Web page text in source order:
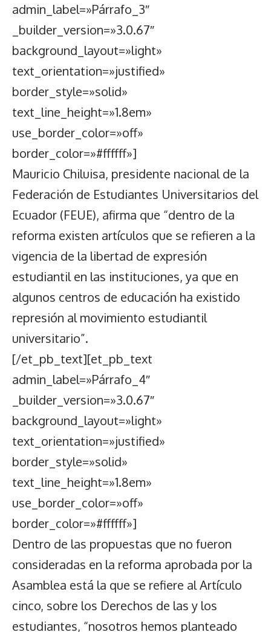
admin_label=»Párrafo_3″
_builder_version=»3.0.67″
background_layout=»light»
text_orientation=»justified»
border_style=»solid»
text_line_height=»1.8em»
use_border_color=»off»
border_color=»#ffffff»]
Mauricio Chiluisa, presidente nacional de la
Federación de Estudiantes Universitarios del
Ecuador (FEUE), afirma que “dentro de la
reforma existen artículos que se refieren a la
vigencia de la libertad de expresión
estudiantil en las instituciones, ya que en
algunos centros de educación ha existido
represión al movimiento estudiantil
universitario”.
[/et_pb_text][et_pb_text
admin_label=»Párrafo_4″
_builder_version=»3.0.67″
background_layout=»light»
text_orientation=»justified»
border_style=»solid»
text_line_height=»1.8em»
use_border_color=»off»
border_color=»#ffffff»]
Dentro de las propuestas que no fueron
consideradas en la reforma aprobada por la
Asamblea está la que se refiere al Artículo
cinco, sobre los Derechos de las y los
estudiantes, “nosotros hemos planteado